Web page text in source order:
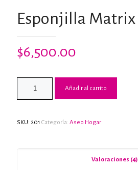
Esponjilla Matrix
$6,500.00
Añadir al carrito
SKU: 201 Categoría: Aseo Hogar
Valoraciones (4)